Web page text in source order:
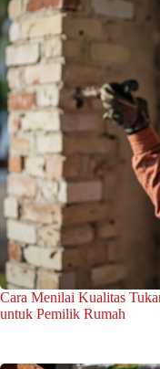
Cara Menilai Kualitas
untuk Pemilik Rumah